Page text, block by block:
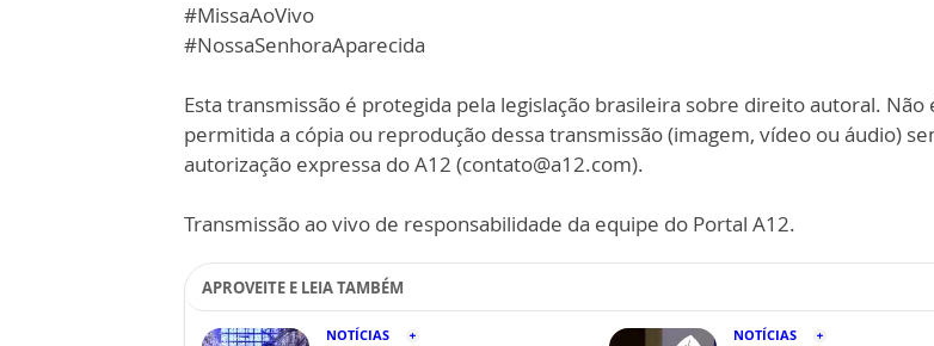
#MissaAoVivo
#NossaSenhoraAparecida
Esta transmissão é protegida pela legislação brasileira sobre direito autoral. Não
permitida a cópia ou reprodução dessa transmissão (imagem, vídeo ou áudio)
autorização expressa do A12 (contato@a12.com).
Transmissão ao vivo de responsabilidade da equipe do Portal A12.
APROVEITE E LEIA TAMBÉM
NOTÍCIAS NOTÍCIAS